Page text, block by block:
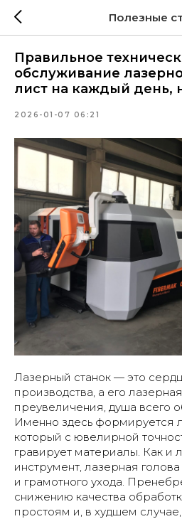
Полезные
Правильное
обслуживание
лист на каждый день,
2026-01-07 06:21
Лазерный станок — это
производства, а его
преувеличения, душа всего
Именно здесь формируется
который с ювелирной
гравирует материалы. Как и
инструмент, лазерная
и грамотного ухода.
снижению качества
простоям и, в худшем